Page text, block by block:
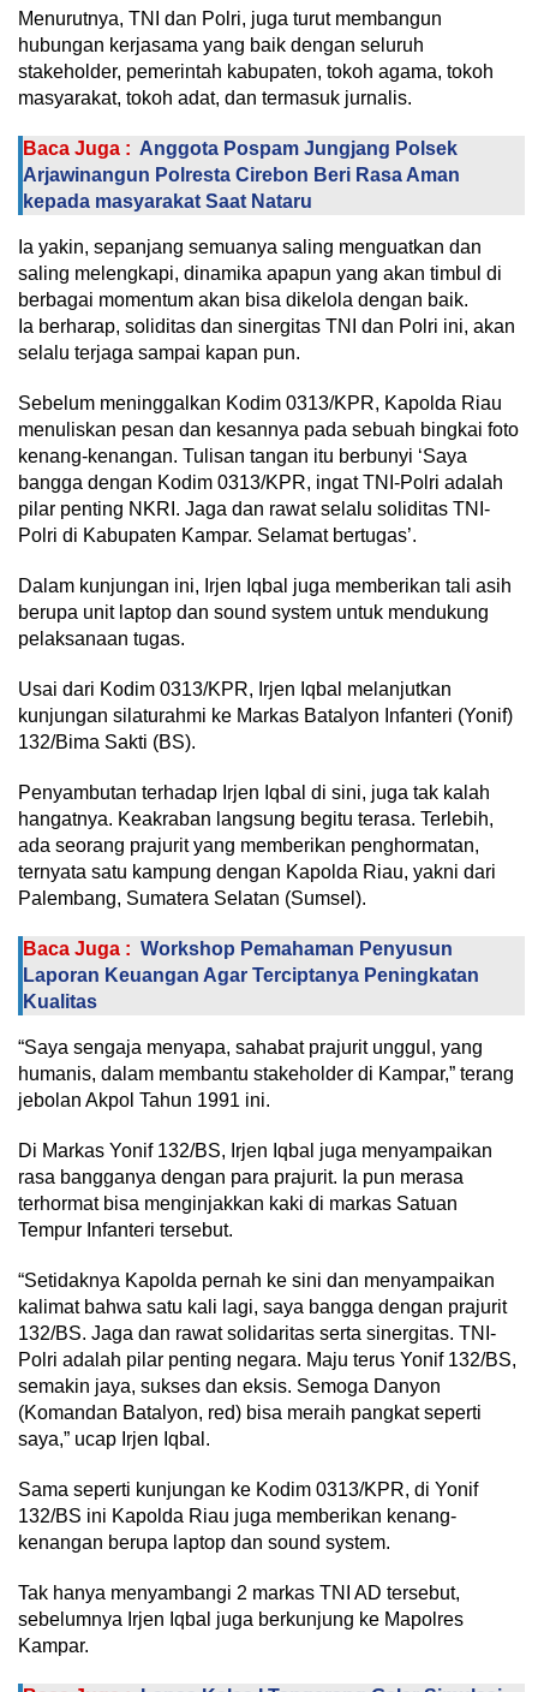
Menurutnya, TNI dan Polri, juga turut membangun
hubungan kerjasama yang baik dengan seluruh
stakeholder, pemerintah kabupaten, tokoh agama, tokoh
masyarakat, tokoh adat, dan termasuk jurnalis.
Baca Juga : Anggota Pospam Jungjang Polsek
Arjawinangun Polresta Cirebon Beri Rasa Aman
kepada masyarakat Saat Nataru
Ia yakin, sepanjang semuanya saling menguatkan dan
saling melengkapi, dinamika apapun yang akan timbul di
berbagai momentum akan bisa dikelola dengan baik.
Ia berharap, soliditas dan sinergitas TNI dan Polri ini, akan
selalu terjaga sampai kapan pun.
Sebelum meninggalkan Kodim 0313/KPR, Kapolda Riau
menuliskan pesan dan kesannya pada sebuah bingkai foto
kenang-kenangan. Tulisan tangan itu berbunyi ‘Saya
bangga dengan Kodim 0313/KPR, ingat TNI-Polri adalah
pilar penting NKRI. Jaga dan rawat selalu soliditas TNI-
Polri di Kabupaten Kampar. Selamat bertugas’.
Dalam kunjungan ini, Irjen Iqbal juga memberikan tali asih
berupa unit laptop dan sound system untuk mendukung
pelaksanaan tugas.
Usai dari Kodim 0313/KPR, Irjen Iqbal melanjutkan
kunjungan silaturahmi ke Markas Batalyon Infanteri (Yonif)
132/Bima Sakti (BS).
Penyambutan terhadap Irjen Iqbal di sini, juga tak kalah
hangatnya. Keakraban langsung begitu terasa. Terlebih,
ada seorang prajurit yang memberikan penghormatan,
ternyata satu kampung dengan Kapolda Riau, yakni dari
Palembang, Sumatera Selatan (Sumsel).
Baca Juga : Workshop Pemahaman Penyusun
Laporan Keuangan Agar Terciptanya Peningkatan
Kualitas
“Saya sengaja menyapa, sahabat prajurit unggul, yang
humanis, dalam membantu stakeholder di Kampar,” terang
jebolan Akpol Tahun 1991 ini.
Di Markas Yonif 132/BS, Irjen Iqbal juga menyampaikan
rasa bangganya dengan para prajurit. Ia pun merasa
terhormat bisa menginjakkan kaki di markas Satuan
Tempur Infanteri tersebut.
“Setidaknya Kapolda pernah ke sini dan menyampaikan
kalimat bahwa satu kali lagi, saya bangga dengan prajurit
132/BS. Jaga dan rawat solidaritas serta sinergitas. TNI-
Polri adalah pilar penting negara. Maju terus Yonif 132/BS,
semakin jaya, sukses dan eksis. Semoga Danyon
(Komandan Batalyon, red) bisa meraih pangkat seperti
saya,” ucap Irjen Iqbal.
Sama seperti kunjungan ke Kodim 0313/KPR, di Yonif
132/BS ini Kapolda Riau juga memberikan kenang-
kenangan berupa laptop dan sound system.
Tak hanya menyambangi 2 markas TNI AD tersebut,
sebelumnya Irjen Iqbal juga berkunjung ke Mapolres
Kampar.